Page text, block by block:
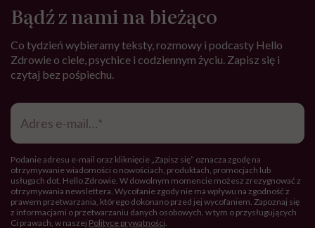
Bądź z nami na bieżąco
Co tydzień wybieramy teksty, rozmowy i podcasty Hello
Zdrowie o ciele, psychice i codziennym życiu. Zapisz się i
czytaj bez pośpiechu.
Adres
mail*
Podanie adresu e-mail oraz kliknięcie „Zapisz się” oznacza zgodę na
otrzymywanie wiadomości o nowościach, produktach, promocjach lub
usługach dot. Hello Zdrowie. W dowolnym momencie możesz zrezygnować z
otrzymywania newslettera. Wycofanie zgody nie ma wpływu na zgodność z
prawem przetwarzania, którego dokonano przed jej wycofaniem. Zapoznaj się
z informacjami o przetwarzaniu danych osobowych, w tym o przysługujących
Ci prawach, w naszej Polityce prywatności